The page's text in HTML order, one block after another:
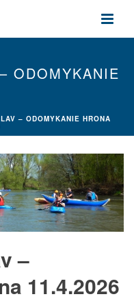
ODOMYKANIE
– ODOMYKANIE HRONA
–
11.4.2026